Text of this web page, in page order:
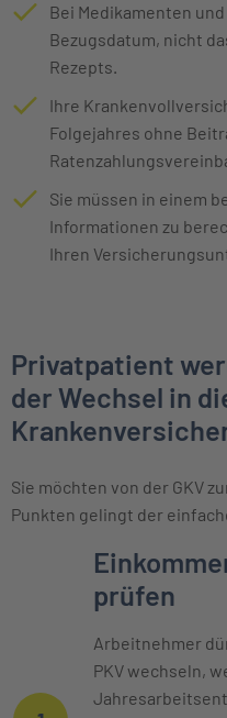
Bei Medikamenten
Bezugsdatum, nicht
Rezepts.
Ihre
Folgejahres ohne
Sie müssen in einem
Informationen zu
Ihren
Privatpatient
der Wechsel in
Sie möchten von der GKV
Punkten gelingt der
Einzelne
prüfen
Arbeitnehmer
PKV wechseln,